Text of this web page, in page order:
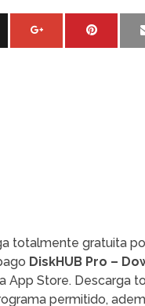
totalmente gratuita
DiskHUB Pro –
App Store. Descarga
permitido,